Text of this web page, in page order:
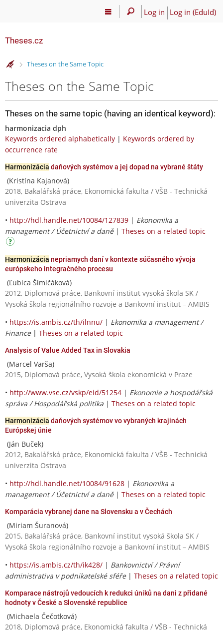
Log in Log in (EduId)
Theses.cz
>
Theses on the Same Topic
Theses on the Same Topic
Theses on the same topic (having an identical keyword):
harmonizacia dph
Keywords ordered alphabetically | Keywords ordered by
occurrence rate
Harmonizácia daňových systémov a jej dopad na vybrané štáty
(Kristína Kajanová)
2018, Bakalářská práce, Ekonomická fakulta / VŠB - Technická
univerzita Ostrava
• http://hdl.handle.net/10084/127839 | Ekonomika a
management / Účetnictví a daně| Theses on a related topic
Harmonizácia nepriamych daní v kontexte súčasného vývoja
európskeho integračného procesu
(Ľubica Šimičáková)
2012, Diplomová práce, Bankovní institut vysoká škola SK /
Vysoká škola regionálního rozvoje a Bankovní institut – AMBIS
• https://is.ambis.cz/th/ilnnu/ | Ekonomika a management /
Finance| Theses on a related topic
Analysis of Value Added Tax in Slovakia
(Marcel Varša)
2015, Diplomová práce, Vysoká škola ekonomická v Praze
• http://www.vse.cz/vskp/eid/51254 | Ekonomie a hospodářská
správa / Hospodářská politika | Theses on a related topic
Harmonizácia daňových systémov vo vybraných krajinách
Európskej únie
(Ján Buček)
2012, Bakalářská práce, Ekonomická fakulta / VŠB - Technická
univerzita Ostrava
• http://hdl.handle.net/10084/91628 | Ekonomika a
management / Účetnictví a daně| Theses on a related topic
Komparácia vybranej dane na Slovensku a v Čechách
(Miriam Šuranová)
2015, Bakalářská práce, Bankovní institut vysoká škola SK /
Vysoká škola regionálního rozvoje a Bankovní institut – AMBIS
• https://is.ambis.cz/th/ik428/ | Bankovnictví / Právní
administrativa v podnikatelské sféře| Theses on a related topic
Komparace nástrojů vedoucích k redukci úniků na dani z přidané
hodnoty v České a Slovenské republice
(Michaela Čečotková)
2018, Diplomová práce, Ekonomická fakulta / VŠB - Technická